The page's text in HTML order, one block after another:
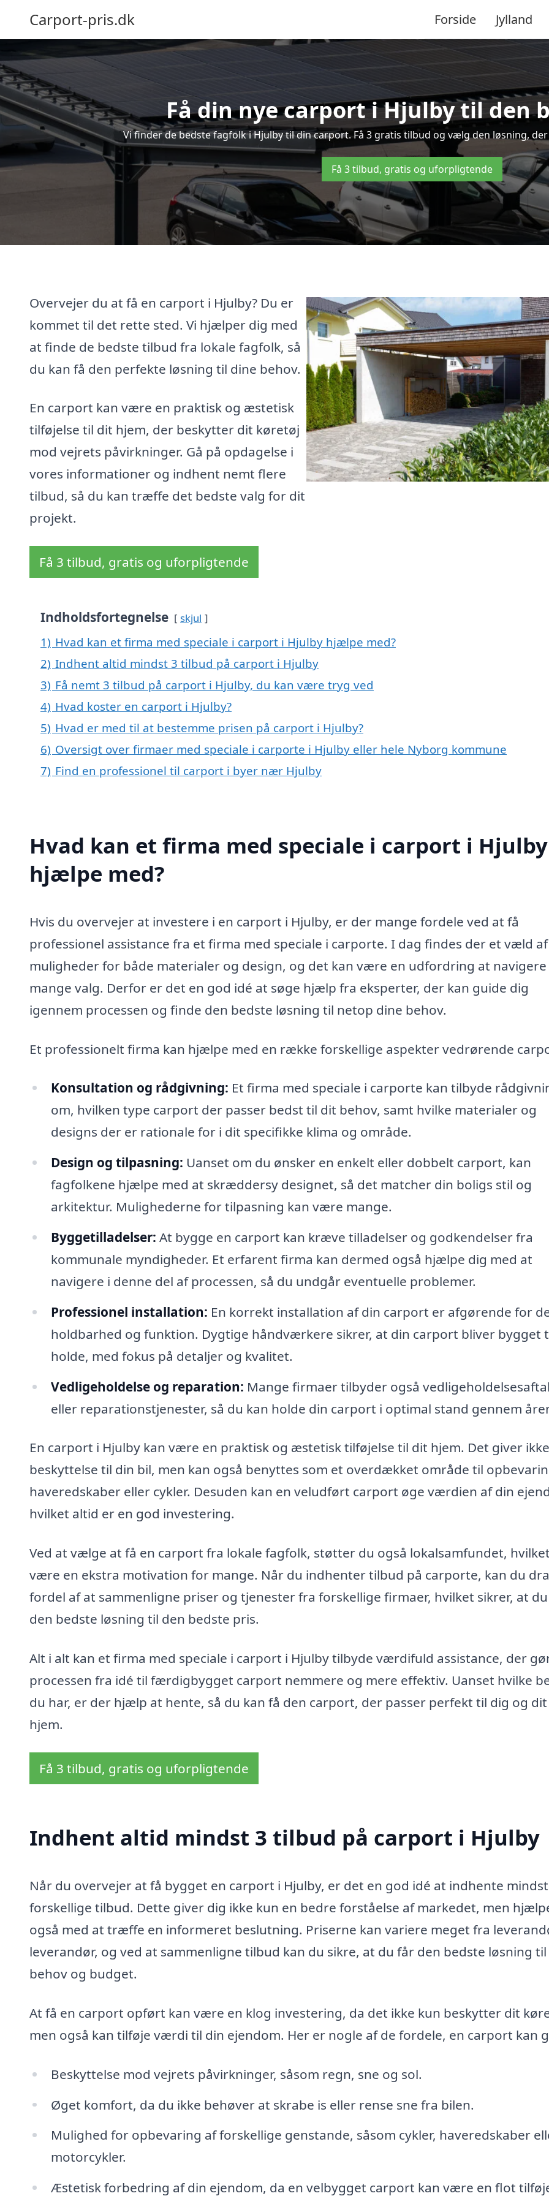
Carport-pris.dk Forside Jylland
Få din nye carport i Hjulby til den
Vi finder de bedste fagfolk i Hjulby til din carport. Få 3 gratis tilbud og vælg den løsning,
Få 3 tilbud, gratis og uforpligtende
Overvejer du at få en carport i Hjulby? Du er
kommet til det rette sted. Vi hjælper dig med
at finde de bedste tilbud fra lokale fagfolk, så
du kan få den perfekte løsning til dine behov.
En carport kan være en praktisk og æstetisk
tilføjelse til dit hjem, der beskytter dit køretøj
mod vejrets påvirkninger. Gå på opdagelse i
vores informationer og indhent nemt flere
tilbud, så du kan træffe det bedste valg for dit
projekt.
Få 3 tilbud, gratis og uforpligtende
Indholdsfortegnelse skjul
1) Hvad kan et firma med speciale i carport i Hjulby hjælpe med?
2) Indhent altid mindst 3 tilbud på carport i Hjulby
3) Få nemt 3 tilbud på carport i Hjulby, du kan være tryg ved
4) Hvad koster en carport i Hjulby?
5) Hvad er med til at bestemme prisen på carport i Hjulby?
6) Oversigt over firmaer med speciale i carporte i Hjulby eller hele Nyborg kommune
7) Find en professionel til carport i byer nær Hjulby
Hvad kan et firma med speciale i carport i Hjulby
hjælpe med?
Hvis du overvejer at investere i en carport i Hjulby, er der mange fordele ved at få
professionel assistance fra et firma med speciale i carporte. I dag findes der et væld af
muligheder for både materialer og design, og det kan være en udfordring at navigere
mange valg. Derfor er det en god idé at søge hjælp fra eksperter, der kan guide dig
igennem processen og finde den bedste løsning til netop dine behov.
Et professionelt firma kan hjælpe med en række forskellige aspekter vedrørende
Konsultation og rådgivning: Et firma med speciale i carporte kan tilbyde
om, hvilken type carport der passer bedst til dit behov, samt hvilke materialer og
designs der er rationale for i dit specifikke klima og område.
Design og tilpasning: Uanset om du ønsker en enkelt eller dobbelt carport, kan
fagfolkene hjælpe med at skræddersy designet, så det matcher din boligs stil og
arkitektur. Mulighederne for tilpasning kan være mange.
Byggetilladelser: At bygge en carport kan kræve tilladelser og godkendelser fra
kommunale myndigheder. Et erfarent firma kan dermed også hjælpe dig med at
navigere i denne del af processen, så du undgår eventuelle problemer.
Professionel installation: En korrekt installation af din carport er afgørende for
holdbarhed og funktion. Dygtige håndværkere sikrer, at din carport bliver bygget
holde, med fokus på detaljer og kvalitet.
Vedligeholdelse og reparation: Mange firmaer tilbyder også
eller reparationstjenester, så du kan holde din carport i optimal stand gennem
En carport i Hjulby kan være en praktisk og æstetisk tilføjelse til dit hjem. Det giver
beskyttelse til din bil, men kan også benyttes som et overdækket område til
haveredskaber eller cykler. Desuden kan en veludført carport øge værdien af din
hvilket altid er en god investering.
Ved at vælge at få en carport fra lokale fagfolk, støtter du også lokalsamfundet,
være en ekstra motivation for mange. Når du indhenter tilbud på carporte, kan du
fordel af at sammenligne priser og tjenester fra forskellige firmaer, hvilket sikrer, at
den bedste løsning til den bedste pris.
Alt i alt kan et firma med speciale i carport i Hjulby tilbyde værdifuld assistance, der
processen fra idé til færdigbygget carport nemmere og mere effektiv. Uanset hvilke
du har, er der hjælp at hente, så du kan få den carport, der passer perfekt til dig og dit
hjem.
Få 3 tilbud, gratis og uforpligtende
Indhent altid mindst 3 tilbud på carport i Hjulby
Når du overvejer at få bygget en carport i Hjulby, er det en god idé at indhente
forskellige tilbud. Dette giver dig ikke kun en bedre forståelse af markedet, men
også med at træffe en informeret beslutning. Priserne kan variere meget fra
leverandør, og ved at sammenligne tilbud kan du sikre, at du får den bedste løsning
behov og budget.
At få en carport opført kan være en klog investering, da det ikke kun beskytter dit
men også kan tilføje værdi til din ejendom. Her er nogle af de fordele, en carport kan
Beskyttelse mod vejrets påvirkninger, såsom regn, sne og sol.
Øget komfort, da du ikke behøver at skrabe is eller rense sne fra bilen.
Mulighed for opbevaring af forskellige genstande, såsom cykler, haveredskaber
motorcykler.
Æstetisk forbedring af din ejendom, da en velbygget carport kan være en flot